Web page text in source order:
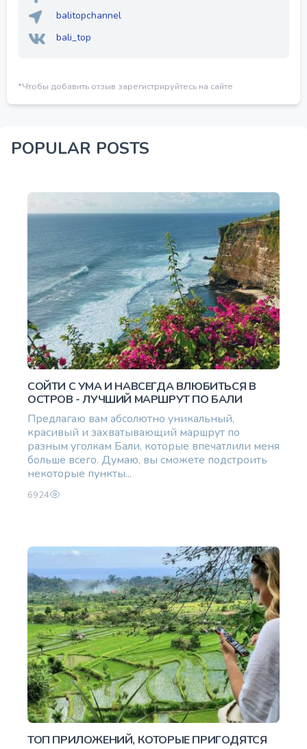
balitopchannel
bali_top
*Чтобы добавить отзыв зарегистрируйтесь на сайте
POPULAR POSTS
СОЙТИ С УМА И НАВСЕГДА ВЛЮБИТЬСЯ В
ОСТРОВ - ЛУЧШИЙ МАРШРУТ ПО БАЛИ
Предлагаю вам абсолютно уникальный,
красивый и захватывающий маршрут по
разным уголкам Бали, которые впечатлили меня
больше всего. Думаю, вы сможете подстроить
некоторые пункты...
6924
ТОП ПРИЛОЖЕНИЙ, КОТОРЫЕ ПРИГОДЯТСЯ